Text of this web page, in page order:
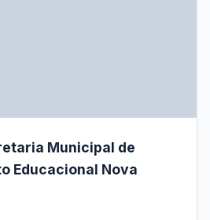
Municipal de
Educacional Nova